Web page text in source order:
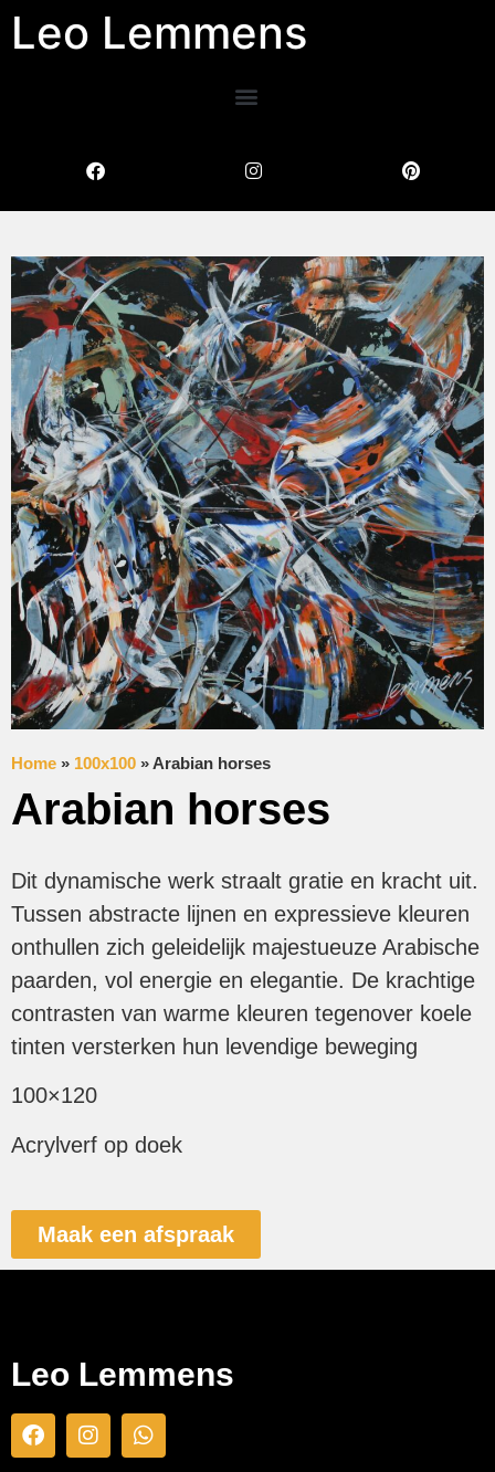
Leo Lemmens
Home » 100x100 » Arabian horses
Arabian horses
Dit dynamische werk straalt gratie en kracht uit.
Tussen abstracte lijnen en expressieve kleuren
onthullen zich geleidelijk majestueuze Arabische
paarden, vol energie en elegantie. De krachtige
contrasten van warme kleuren tegenover koele
tinten versterken hun levendige beweging
100×120
Acrylverf op doek
Maak een afspraak
Leo Lemmens